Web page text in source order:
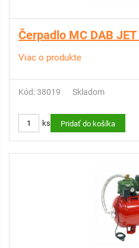
Čerpadlo MC DAB
Viac o produkte
Kód: 38019 Skladom
ks Pridať do košíka